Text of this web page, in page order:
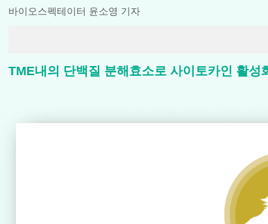
바이오스펙테이터 윤소영 기자
TME내의 단백질 분해효소로 사이토카인 활성